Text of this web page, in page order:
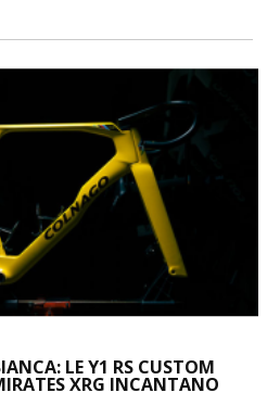
LE Y1 RS CUSTOM
XRG INCANTANO